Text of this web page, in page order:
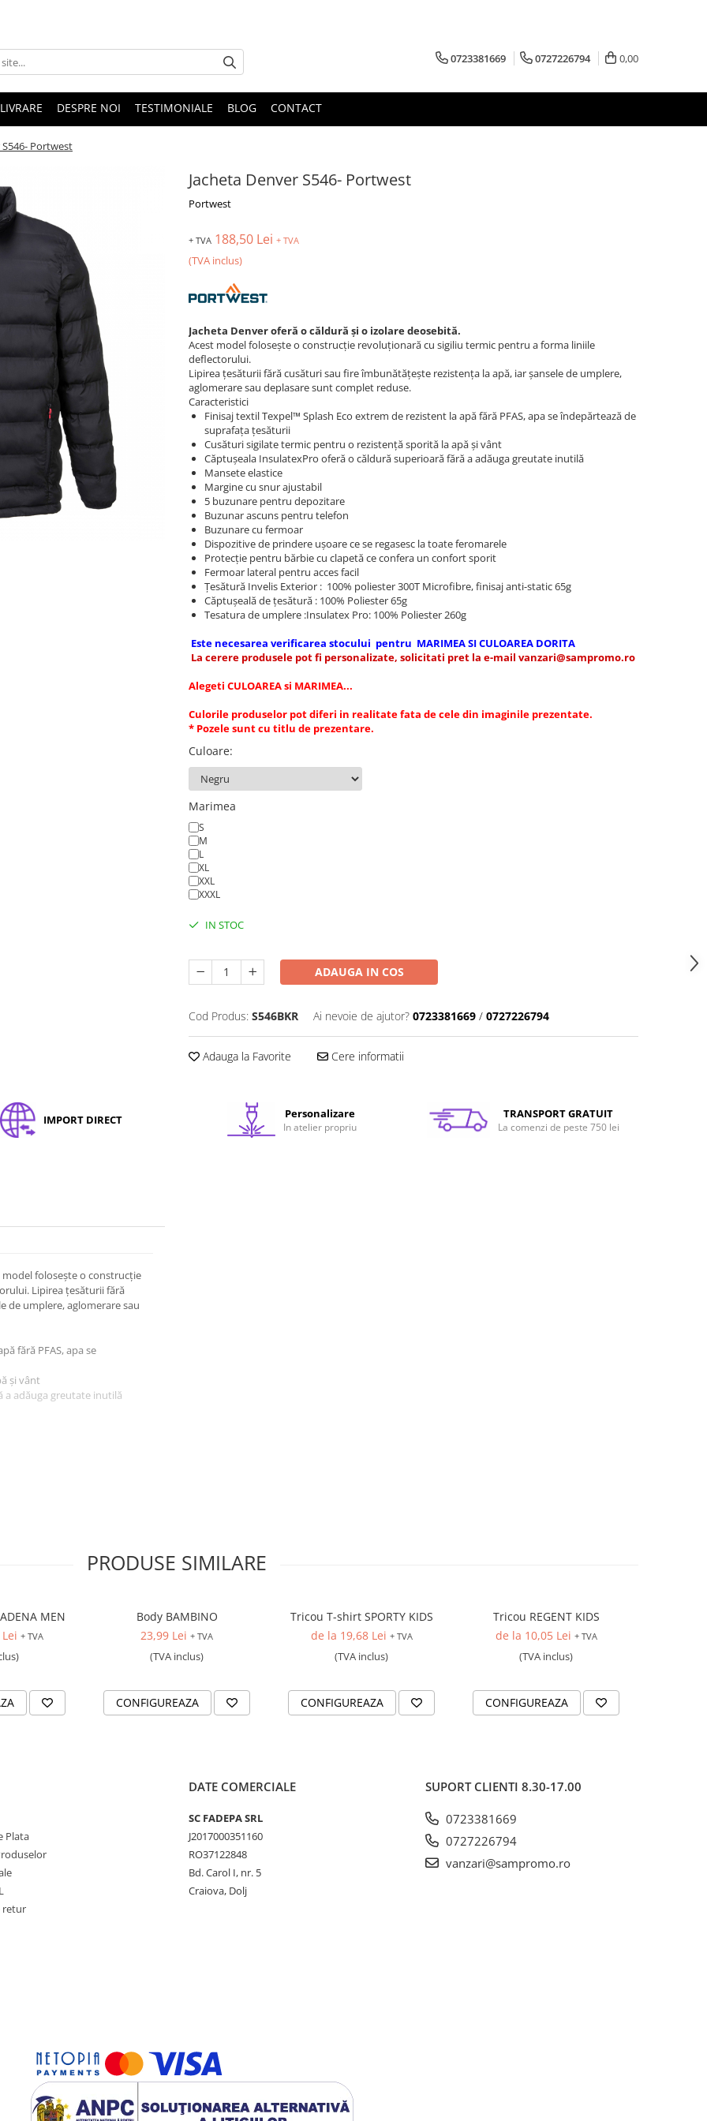
0723381669 0727226794 0,00
LIVRARE DESPRE NOI TESTIMONIALE BLOG CONTACT
S546- Portwest
Jacheta Denver S546- Portwest
Portwest
+ TVA 188,50 Lei + TVA
(TVA inclus)
Jacheta Denver oferă o căldură și o izolare deosebită.
Acest model folosește o construcție revoluționară cu sigiliu termic pentru a forma liniile
deflectorului.
Lipirea țesăturii fără cusături sau fire îmbunătățește rezistența la apă, iar șansele de umplere,
aglomerare sau deplasare sunt complet reduse.
Caracteristici
Finisaj textil Texpel™ Splash Eco extrem de rezistent la apă fără PFAS, apa se îndepărtează de
suprafața țesăturii
Cusături sigilate termic pentru o rezistență sporită la apă și vânt
Căptușeala InsulatexPro oferă o căldură superioară fără a adăuga greutate inutilă
Mansete elastice
Margine cu snur ajustabil
5 buzunare pentru depozitare
Buzunar ascuns pentru telefon
Buzunare cu fermoar
Dispozitive de prindere ușoare ce se regasesc la toate feromarele
Protecție pentru bărbie cu clapetă ce confera un confort sporit
Fermoar lateral pentru acces facil
Țesătură Invelis Exterior : 100% poliester 300T Microfibre, finisaj anti-static 65g
Căptușeală de țesătură : 100% Poliester 65g
Tesatura de umplere :Insulatex Pro: 100% Poliester 260g
Este necesarea verificarea stocului pentru MARIMEA SI CULOAREA DORITA
La cerere produsele pot fi personalizate, solicitati pret la e-mail vanzari@sampromo.ro
Alegeti CULOAREA si MARIMEA...
Culorile produselor pot diferi in realitate fata de cele din imaginile prezentate.
* Pozele sunt cu titlu de prezentare.
Culoare:
Marimea
S
M
L
XL
XXL
XXXL
IN STOC
ADAUGA IN COS
Cod Produs: S546BKR Ai nevoie de ajutor? 0723381669 / 0727226794
Adauga la Favorite Cere informatii
IMPORT DIRECT Personalizare
In atelier propriu
TRANSPORT GRATUIT
La comenzi de peste 750 lei
model folosește o construcție
Lipirea țesăturii fără
de umplere, aglomerare sau
fără PFAS, apa se
și vânt
a adăuga greutate inutilă
anti-static 65gPRODUSE SIMILARE
MEN
+ TVA
Body BAMBINO
23,99 Lei + TVA
(TVA inclus)
CONFIGUREAZA
Tricou T-shirt SPORTY KIDS
de la 19,68 Lei + TVA
(TVA inclus)
CONFIGUREAZA
Tricou REGENT KIDS
de la 10,05 Lei + TVA
(TVA inclus)
CONFIGUREAZA
Plata
retur
DATE COMERCIALE
SC FADEPA SRL
J2017000351160
RO37122848
Bd. Carol I, nr. 5
Craiova, Dolj
SUPORT CLIENTI 8.30-17.00
0723381669
0727226794
vanzari@sampromo.ro